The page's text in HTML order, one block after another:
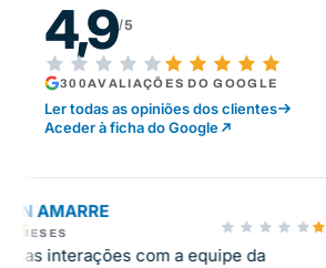
4,9/5
300AVALIAÇÕES DO GOOGLE
Ler todas as opiniões dos clientes
Aceder à ficha do Google
Ludovic Roth
HÁ 8 MESES
Uso o SolidWorks diariamente e a